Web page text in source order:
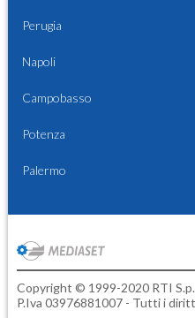
Perugia
Napoli
Campobasso
Potenza
Palermo
Copyright © 1999-2020 RTI
P.Iva 03976881007 - Tutti i